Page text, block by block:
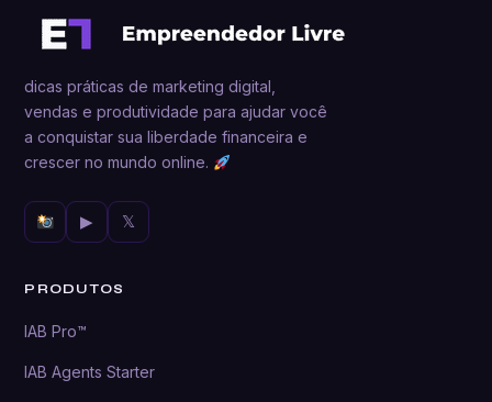
dicas práticas de marketing digital,
vendas e produtividade para ajudar você
a conquistar sua liberdade financeira e
crescer no mundo online.
▶ 𝕏
PRODUTOS
IAB Pro™
IAB Agents Starter